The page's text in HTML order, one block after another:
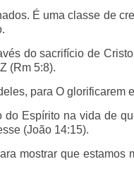
É uma classe de
do sacrifício de
(Rm 5:8).
para O glorificarem
Espírito na vida de
(João 14:15).
mostrar que estamos